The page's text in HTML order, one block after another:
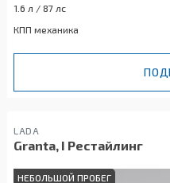
1.6 л / 87 лс
КПП механика
LADA
Granta, I Рестайлинг
НЕБОЛЬШОЙ ПРОБЕГ